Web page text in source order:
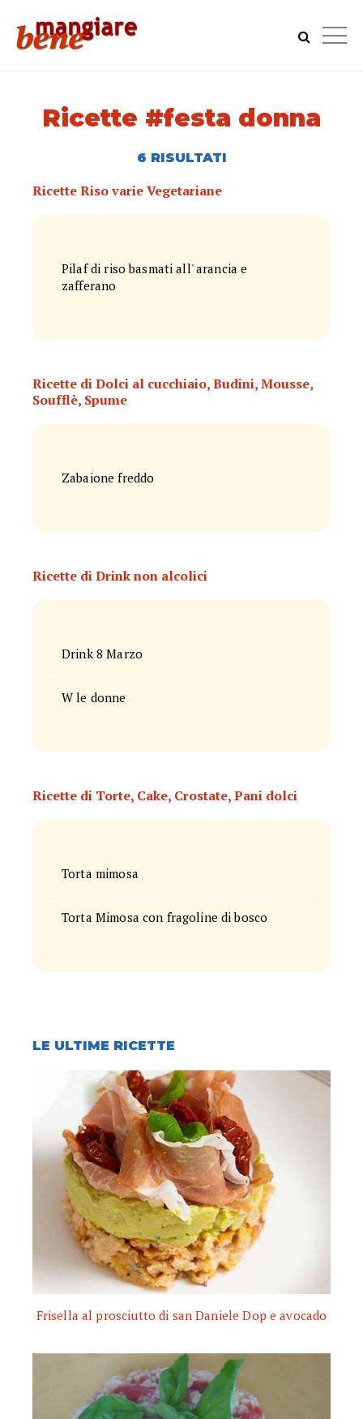
Ricette #festa donna
6 RISULTATI
Ricette Riso varie Vegetariane
Pilaf di riso basmati all' arancia e
zafferano
Ricette di Dolci al cucchiaio, Budini, Mousse,
Soufflè, Spume
Zabaione freddo
Ricette di Drink non alcolici
Drink 8 Marzo
W le donne
Ricette di Torte, Cake, Crostate, Pani dolci
Torta mimosa
Torta Mimosa con fragoline di bosco
LE ULTIME RICETTE
Frisella al prosciutto di san Daniele Dop e avocado